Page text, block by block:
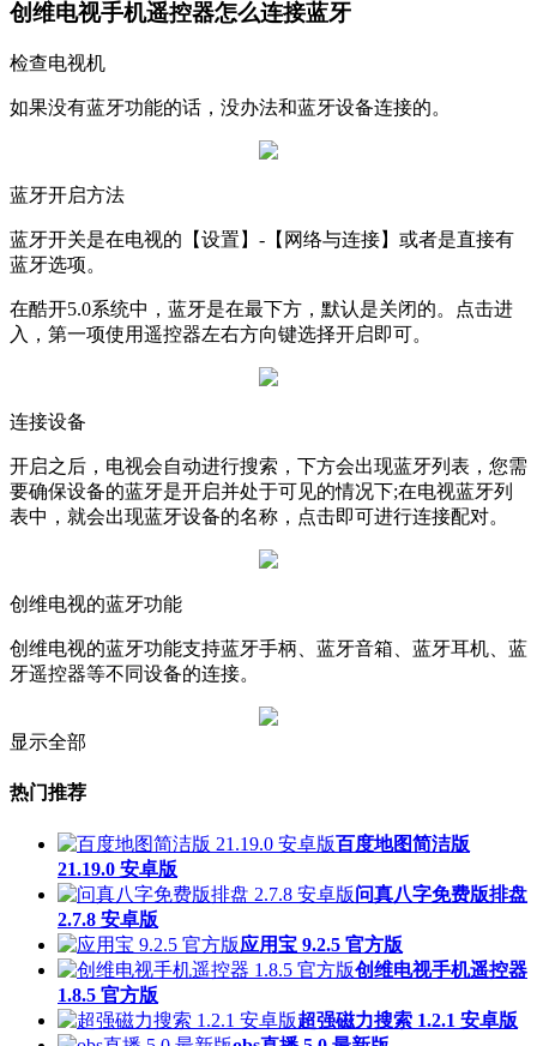
创维电视手机遥控器怎么连接蓝牙
检查电视机
如果没有蓝牙功能的话，没办法和蓝牙设备连接的。
蓝牙开启方法
蓝牙开关是在电视的【设置】-【网络与连接】或者是直接有
蓝牙选项。
在酷开5.0系统中，蓝牙是在最下方，默认是关闭的。点击进
入，第一项使用遥控器左右方向键选择开启即可。
连接设备
开启之后，电视会自动进行搜索，下方会出现蓝牙列表，您需
要确保设备的蓝牙是开启并处于可见的情况下;在电视蓝牙列
表中，就会出现蓝牙设备的名称，点击即可进行连接配对。
创维电视的蓝牙功能
创维电视的蓝牙功能支持蓝牙手柄、蓝牙音箱、蓝牙耳机、蓝
牙遥控器等不同设备的连接。
显示全部
热门推荐
百度地图简洁版
21.19.0 安卓版
问真八字免费版排盘
2.7.8 安卓版
应用宝 9.2.5 官方版
创维电视手机遥控器
1.8.5 官方版
超强磁力搜索 1.2.1 安卓版